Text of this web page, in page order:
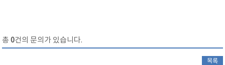
총0건의 문의가 있습니다.
목록